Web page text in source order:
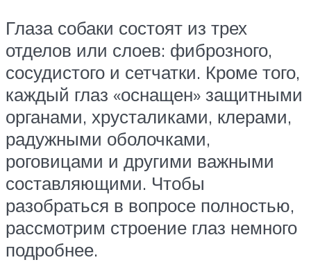
Глаза собаки состоят из трех
отделов или слоев: фиброзного,
сосудистого и сетчатки. Кроме того,
каждый глаз «оснащен» защитными
органами, хрусталиками, клерами,
радужными оболочками,
роговицами и другими важными
составляющими. Чтобы
разобраться в вопросе полностью,
рассмотрим строение глаз немного
подробнее.